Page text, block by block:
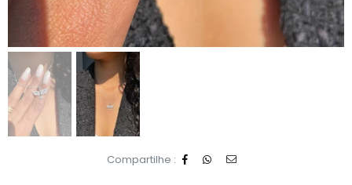
Compartilhe :